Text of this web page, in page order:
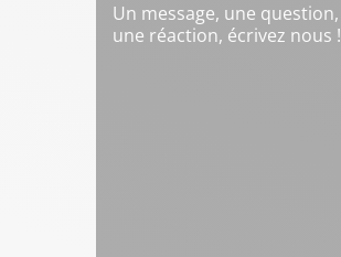
Un message, une question,
une réaction, écrivez nous !